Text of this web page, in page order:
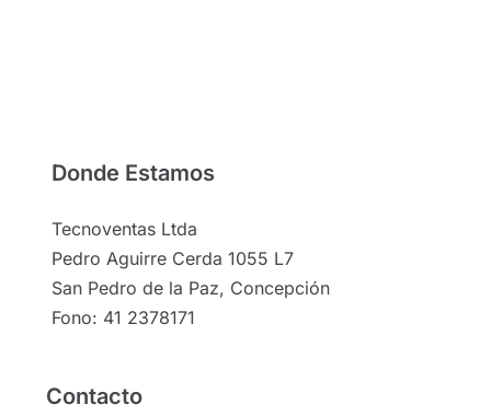
Donde Estamos
Tecnoventas Ltda
Pedro Aguirre Cerda 1055 L7
San Pedro de la Paz, Concepción
Fono: 41 2378171
Contacto